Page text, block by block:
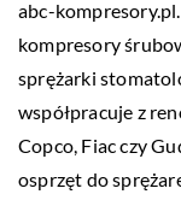
abc-
kompresory
sprężarki
współpracuje z
Copco, Fiac czy
osprzęt do